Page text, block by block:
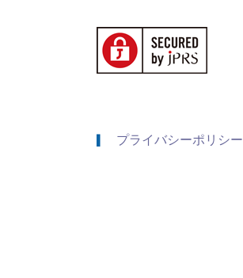
プライバシーポリシー